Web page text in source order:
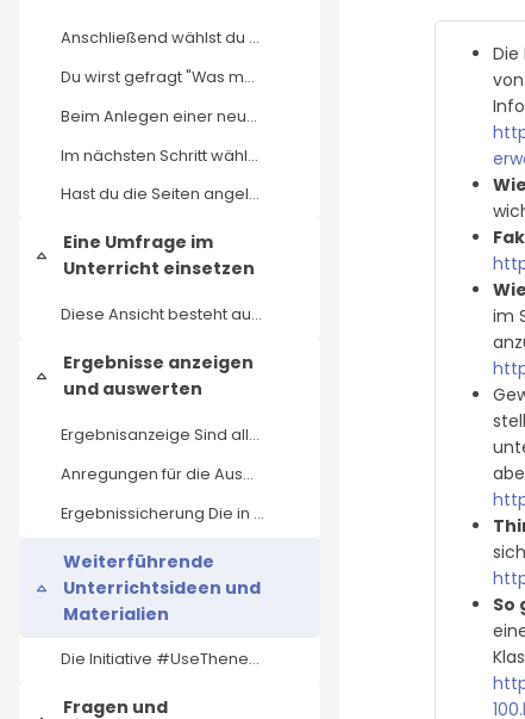
Über uns
Kontakt
Anschließend wählst du den Bereich "Ich bin Lehrer...
Du wirst gefragt "Was möchtest du machen?" und has...
Beim Anlegen einer neuen Umfrage öffnet sich ansch...
Im nächsten Schritt wählst du die Internetseiten a...
Hast du die Seiten angelegt, kann die Umfrage sofo...
Einklappen
Eine Umfrage im
Unterricht einsetzen
Diese Ansicht besteht aus drei Bereichen: Im obere...
Einklappen
Ergebnisse anzeigen
und auswerten
Ergebnisanzeige Sind alle Fragen beantwortet, beko...
Anregungen für die Auswertung Bei der gemeinsamen ...
Ergebnissicherung Die in der Diskussion genannten ...
Einklappen
Weiterführende
Unterrichtsideen und
Materialien
Die Initiative #UseThenews hat in einer Grundlages...
Fragen und
Die
im
So